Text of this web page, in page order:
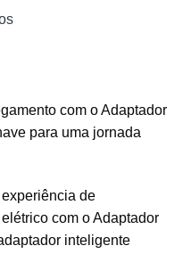
com o Adaptador
para uma jornada
de
com o Adaptador
inteligente